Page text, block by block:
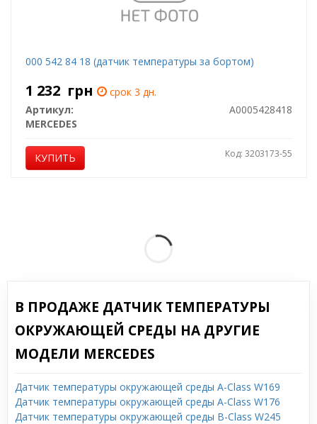
000 542 84 18 (датчик температуры за бортом)
1 232 грн
срок 3 дн.
Артикул:
A0005428418
MERCEDES
КУПИТЬ Код: 3203173-55
В ПРОДАЖЕ ДАТЧИК ТЕМПЕРАТУРЫ
ОКРУЖАЮЩЕЙ СРЕДЫ НА ДРУГИЕ
МОДЕЛИ MERCEDES
Датчик температуры окружающей среды A-Class W169
Датчик температуры окружающей среды A-Class W176
Датчик температуры окружающей среды B-Class W245